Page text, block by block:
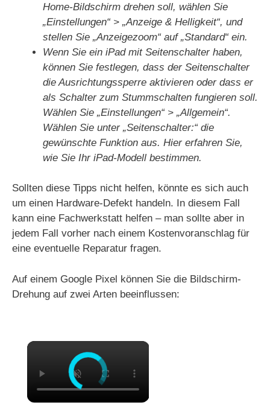
Home-Bildschirm drehen soll, wählen Sie
„Einstellungen“ > „Anzeige & Helligkeit“, und
stellen Sie „Anzeigezoom“ auf „Standard“ ein.
Wenn Sie ein iPad mit Seitenschalter haben,
können Sie festlegen, dass der Seitenschalter
die Ausrichtungssperre aktivieren oder dass er
als Schalter zum Stummschalten fungieren soll.
Wählen Sie „Einstellungen“ > „Allgemein“.
Wählen Sie unter „Seitenschalter:“ die
gewünschte Funktion aus. Hier erfahren Sie,
wie Sie Ihr iPad-Modell bestimmen.
Sollten diese Tipps nicht helfen, könnte es sich auch
um einen Hardware-Defekt handeln. In diesem Fall
kann eine Fachwerkstatt helfen – man sollte aber in
jedem Fall vorher nach einem Kostenvoranschlag für
eine eventuelle Reparatur fragen.
Auf einem Google Pixel können Sie die Bildschirm-
Drehung auf zwei Arten beeinflussen:
×